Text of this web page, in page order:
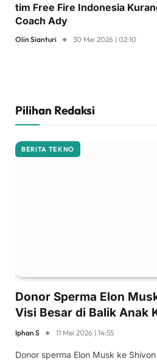
tim Free Fire Indonesia
Coach Ady
Olin Sianturi 30 Mei 2026 | 02:10
Pilihan Redaksi
BERITA TEKNO
Donor Sperma Elon
Visi Besar di Balik Anak
Iphan S 11 Mei 2026 | 14:55
Donor sperma Elon Musk ke